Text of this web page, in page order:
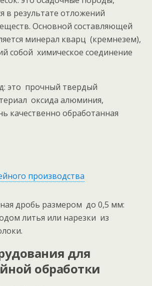
в результате отложений
Основной составляющей
минерал кварц (кремнезем),
собой химическое соединение
это прочный твердый
оксида алюминия,
качественно обработанная
дробь размером до 0,5 мм:
литья или нарезки из
для
обработки